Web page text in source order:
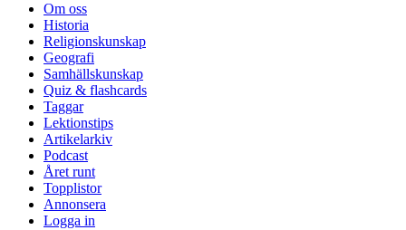
Om oss
Historia
Religionskunskap
Geografi
Samhällskunskap
Quiz & flashcards
Taggar
Lektionstips
Artikelarkiv
Podcast
Året runt
Topplistor
Annonsera
Logga in